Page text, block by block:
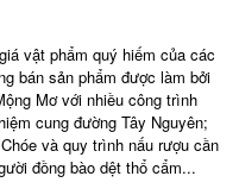
vật phẩm quý hiếm của các
bán sản phẩm được làm bởi
Mơ với nhiều công trình
cung đường Tây Nguyên;
và quy trình nấu rượu cần
đồng bào dệt thổ cẩm...